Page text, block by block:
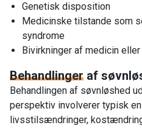
Genetisk disposition
Medicinske tilstande som
syndrome
Bivirkninger af medicin
Behandlinger af
Behandlingen af søvnløshed
perspektiv involverer typisk
livsstilsændringer,